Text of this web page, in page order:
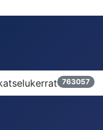
763057